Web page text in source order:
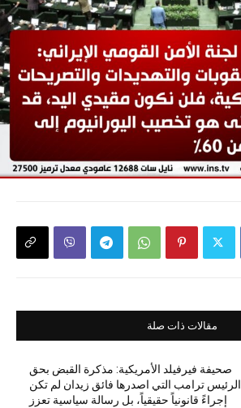
مقالات ذات صلة
صحيفة فيرفيلد الأمريكية: مذكرة القبض بحق
الرئيس ترامب التي اصدرها فائق زيدان لم تكن
إجراءً قانونياً حقيقياً، بل رسالة سياسية تعزز